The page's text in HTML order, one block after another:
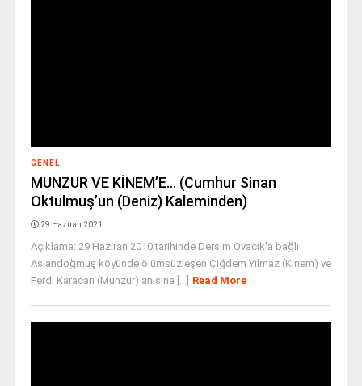
GENEL
MUNZUR VE KİNEM’E… (Cumhur Sinan
Oktulmuş’un (Deniz) Kaleminden)
29 Haziran 2021
Açıklama: 29 Haziran 2010 tarihinde Dersim Ovacık'a bağlı
Aslandoğmuş köyünde ölümsüzleşen Çiğdem Yılmaz (Kinem) ve
Ferdi Karacan (Munzur) anısına [...] Read More